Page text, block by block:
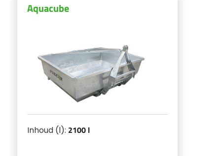
中文
Português
Türk
Aquacube
Inhoud (l): 2100 l